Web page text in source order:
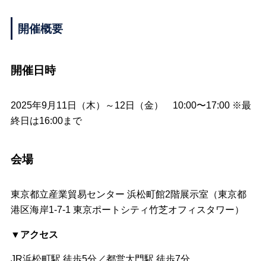
開催概要
開催日時
2025年9月11日（木）～12日（金） 10:00〜17:00 ※最
終日は16:00まで
会場
東京都立産業貿易センター 浜松町館2階展示室（東京都
港区海岸1-7-1 東京ポートシティ竹芝オフィスタワー）
▼アクセス